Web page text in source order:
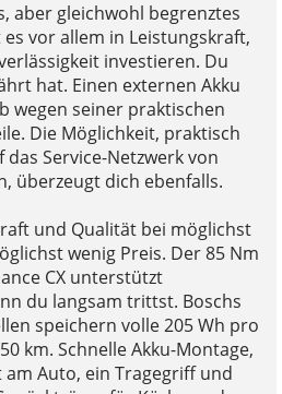
aber gleichwohl begrenztes
vor allem in Leistungskraft,
investieren. Du
hat. Einen externen Akku
wegen seiner praktischen
Die Möglichkeit, praktisch
Service-Netzwerk von
überzeugt dich ebenfalls.
und Qualität bei möglichst
wenig Preis. Der 85 Nm
CX unterstützt
du langsam trittst. Boschs
speichern volle 205 Wh pro
km. Schnelle Akku-Montage,
Auto, ein Tragegriff und